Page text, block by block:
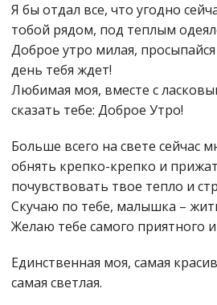
Я бы отдал все, что угодно
тобой рядом, под теплым
Доброе утро милая,
день тебя ждет!
Любимая моя, вместе с
сказать тебе: Доброе Утро!
Больше всего на свете сейчас
обнять крепко-крепко и
почувствовать твое тепло и
Скучаю по тебе, малышка –
Желаю тебе самого приятного и
Единственная моя, самая
самая светлая.